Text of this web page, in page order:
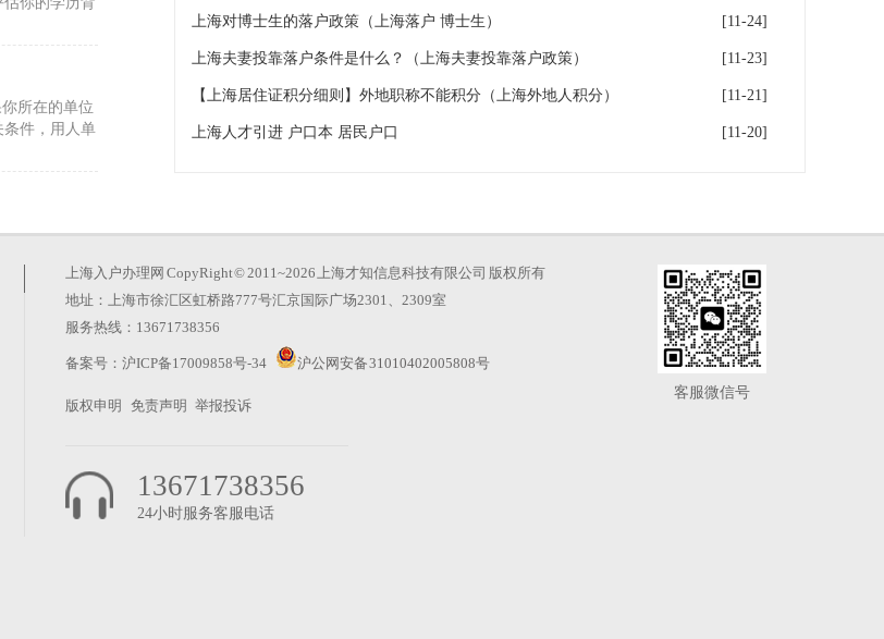
所在的单位
条件，用人单
届毕业生而
硕士或博
上海对博士生的落户政策（上海落户 博士生） [11-24]
上海夫妻投靠落户条件是什么？（上海夫妻投靠落户政策） [11-23]
【上海居住证积分细则】外地职称不能积分（上海外地人积分） [11-21]
上海人才引进 户口本 居民户口 [11-20]
上海入户办理网 CopyRight © 2011~2026 上海才知信息科技有限公司 版权所有
地址：上海市徐汇区虹桥路777号汇京国际广场2301、2309室
服务热线：13671738356
备案号： 沪ICP备17009858号-34 沪公网安备 31010402005808号
版权申明 免责声明 举报投诉
13671738356
24小时服务客服电话
客服微信号